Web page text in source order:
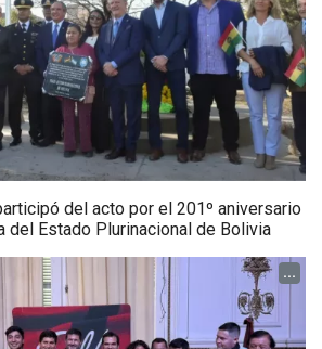
del acto por el 201º aniversario
del Estado Plurinacional de Bolivia
...